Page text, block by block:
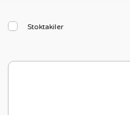
Stoktakiler